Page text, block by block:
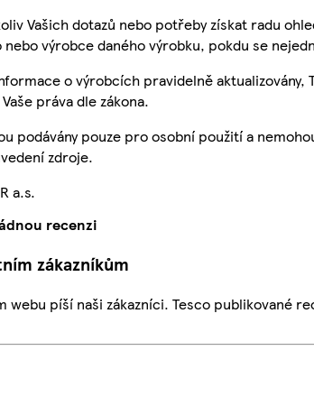
Vašich dotazů nebo potřeby získat radu
nebo výrobce daného výrobku, pokdu se
o výrobcích pravidelně
práva dle zákona.
podávány pouze pro osobní použití a
zdroje.
a.s.
recenzi
zákazníkům
webu píší naši zákazníci. Tesco publikované